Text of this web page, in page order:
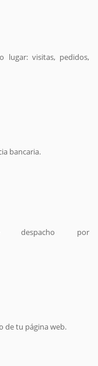
visitas, pedidos,
bancaria.
despacho por
de tu página web.